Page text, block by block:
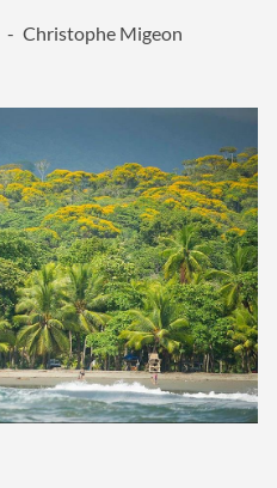
Christophe Migeon